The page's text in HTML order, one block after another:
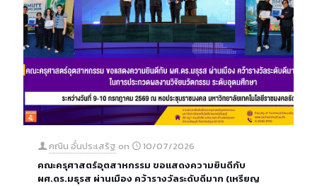
คณิน อั๋นประเสริฐ on
10/07/2026
คณะครุศาสตร์อุตสาหกรรม ขอแสดงความยินดีกับ
ผศ.ดร.มธุรส ผ่านเมือง คว้ารางวัลระดับดีมาก (เหรียญ